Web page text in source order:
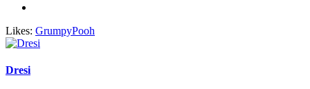
Likes: GrumpyPooh
Dresi